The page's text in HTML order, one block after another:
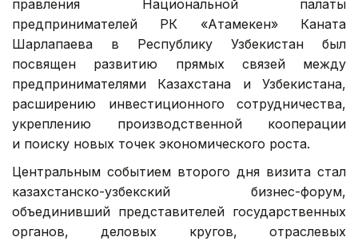
правления Национальной палаты
предпринимателей РК «Атамекен» Каната
Шарлапаева в Республику Узбекистан был
посвящен развитию прямых связей между
предпринимателями Казахстана и Узбекистана,
расширению инвестиционного сотрудничества,
укреплению производственной кооперации
и поиску новых точек экономического роста.
Центральным событием второго дня визита стал
казахстанско-узбекский бизнес-форум,
объединивший представителей государственных
органов, деловых кругов, отраслевых